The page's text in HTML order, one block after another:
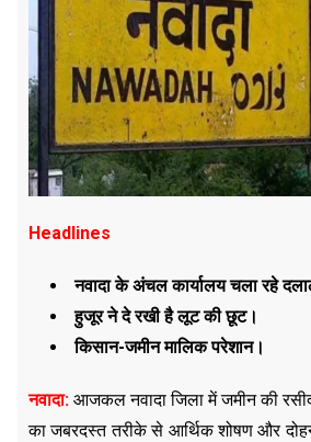
Headlines
नवादा के अंचल कार्यालय चला रहे
हुजूर ने दे रखी है लूट की छूट।
किसान-जमीन मालिक परेशान।
नवादा: आजकल नवादा जिला में जमीन की
का जबरदस्त तरीके से आर्थिक शोषण और